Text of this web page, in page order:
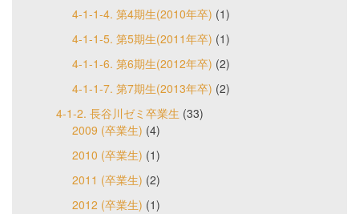
4-1-1-4. 第4期生(2010年卒) (1)
4-1-1-5. 第5期生(2011年卒) (1)
4-1-1-6. 第6期生(2012年卒) (2)
4-1-1-7. 第7期生(2013年卒) (2)
4-1-2. 長谷川ゼミ卒業生 (33)
2009 (卒業生) (4)
2010 (卒業生) (1)
2011 (卒業生) (2)
2012 (卒業生) (1)